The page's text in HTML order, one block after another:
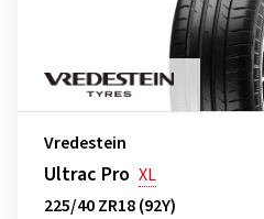
Vredestein
Ultrac Pro XL
225/40 ZR18 (92Y)